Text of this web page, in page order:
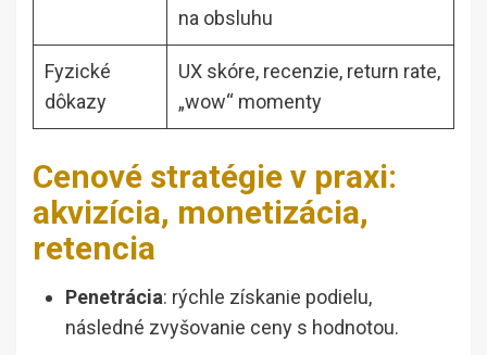
na obsluhu
Fyzické
dôkazy
UX skóre, recenzie, return rate,
„wow“ momenty
Cenové stratégie v praxi:
akvizícia, monetizácia,
retencia
Penetrácia: rýchle získanie podielu,
následné zvyšovanie ceny s hodnotou.